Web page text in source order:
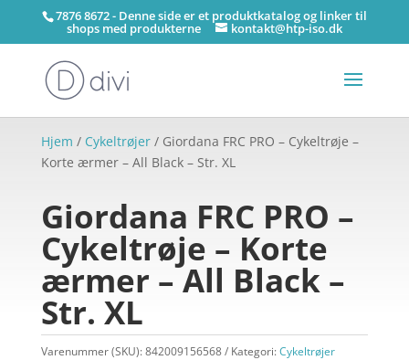
7876 8672 - Denne side er et produktkatalog og linker til
shops med produkterne kontakt@htp-iso.dk
Hjem / Cykeltrøjer/ Giordana FRC PRO – Cykeltrøje –
Korte ærmer – All Black – Str. XL
Giordana FRC PRO –
Cykeltrøje – Korte
ærmer – All Black –
Str. XL
Varenummer (SKU):842009156568 Kategori:Cykeltrøjer